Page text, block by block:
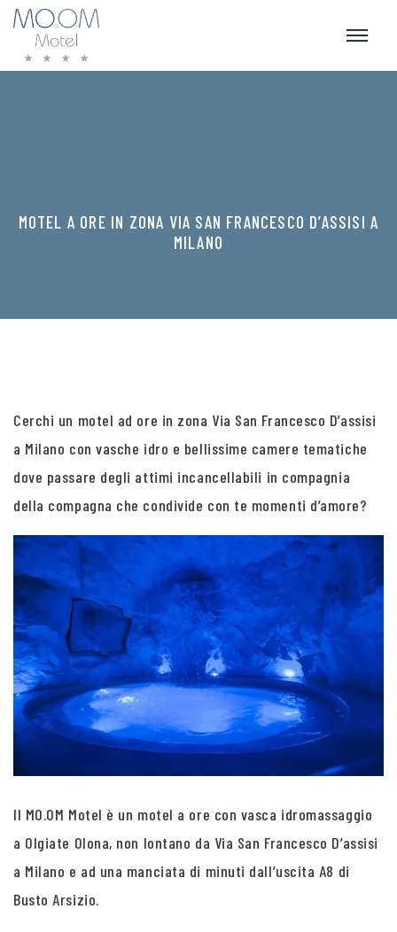
MOTEL A ORE IN ZONA VIA SAN FRANCESCO D’ASSISI A
MILANO
Cerchi un motel ad ore in zona Via San Francesco D’assisi
a Milano con vasche idro e bellissime camere tematiche
dove passare degli attimi incancellabili in compagnia
della compagna che condivide con te momenti d’amore?
Il MO.OM Motel è un motel a ore con vasca idromassaggio
a Olgiate Olona, non lontano da Via San Francesco D’assisi
a Milano e ad una manciata di minuti dall’uscita A8 di
Busto Arsizio.